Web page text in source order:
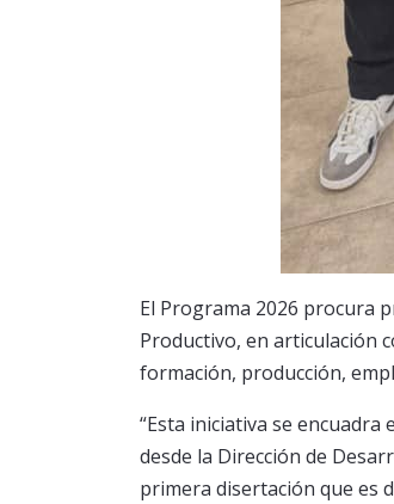
El Programa 2026 procura
Productivo, en articulación
formación, producción,
“Esta iniciativa se
desde la Dirección de
primera disertación que es